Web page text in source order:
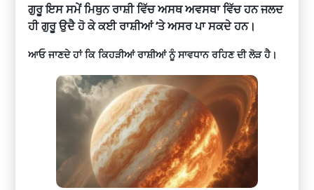
ਗੁਰੂ ਇਸ ਸਮੇਂ ਮਿਥੁਨ ਰਾਸ਼ੀ ਵਿੱਚ ਅਸਥ ਅਵਸਥਾ ਵਿੱਚ ਹਨ ਜਲਦ
ਹੀ ਗੁਰੂ ਉਦੈ ਹੋ ਕੇ ਕਈ ਰਾਸ਼ੀਆਂ ‘ਤੇ ਅਸਰ ਪਾ ਸਕਦੇ ਹਨ।
ਆਓ ਜਾਣਦੇ ਹਾਂ ਕਿ ਕਿਹੜੀਆਂ ਰਾਸ਼ੀਆਂ ਨੂੰ ਸਾਵਧਾਨ ਰਹਿਣ ਦੀ ਲੋੜ ਹੈ।